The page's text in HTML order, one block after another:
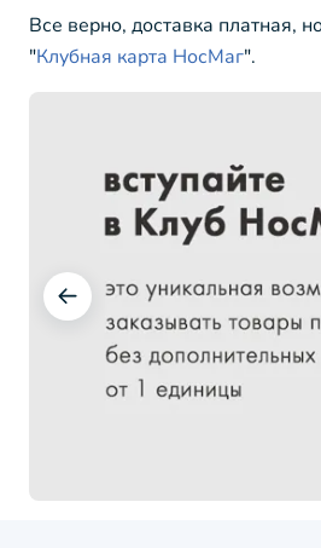
Все верно, доставка платная,
"Клубная карта НосМаг".